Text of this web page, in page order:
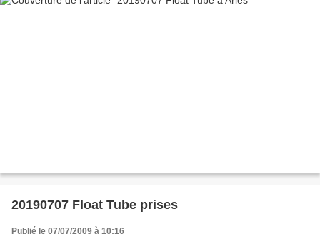
20190707 Float Tube prises
Publié le 07/07/2009 à 10:16